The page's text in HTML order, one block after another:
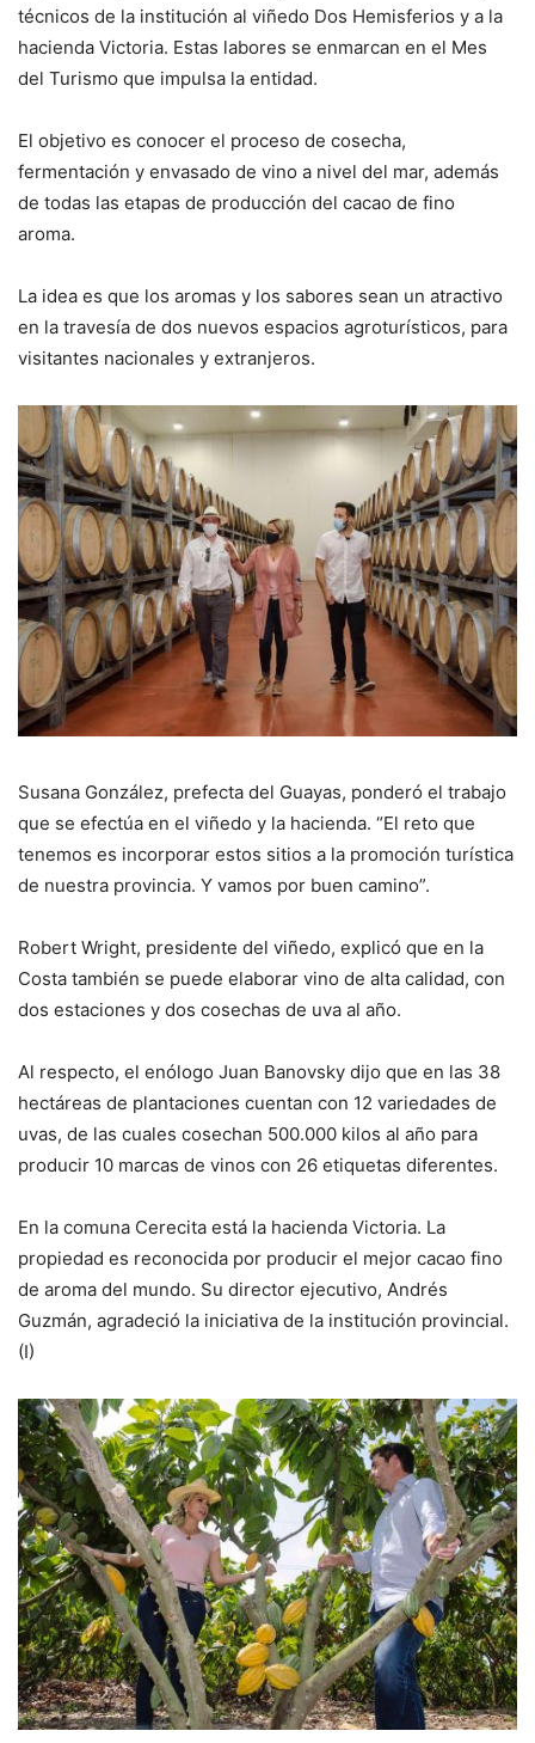
técnicos de la institución al viñedo Dos Hemisferios y a la
hacienda Victoria. Estas labores se enmarcan en el Mes
del Turismo que impulsa la entidad.
El objetivo es conocer el proceso de cosecha,
fermentación y envasado de vino a nivel del mar, además
de todas las etapas de producción del cacao de fino
aroma.
La idea es que los aromas y los sabores sean un atractivo
en la travesía de dos nuevos espacios agroturísticos, para
visitantes nacionales y extranjeros.
Susana González, prefecta del Guayas, ponderó el trabajo
que se efectúa en el viñedo y la hacienda. “El reto que
tenemos es incorporar estos sitios a la promoción turística
de nuestra provincia. Y vamos por buen camino”.
Robert Wright, presidente del viñedo, explicó que en la
Costa también se puede elaborar vino de alta calidad, con
dos estaciones y dos cosechas de uva al año.
Al respecto, el enólogo Juan Banovsky dijo que en las 38
hectáreas de plantaciones cuentan con 12 variedades de
uvas, de las cuales cosechan 500.000 kilos al año para
producir 10 marcas de vinos con 26 etiquetas diferentes.
En la comuna Cerecita está la hacienda Victoria. La
propiedad es reconocida por producir el mejor cacao fino
de aroma del mundo. Su director ejecutivo, Andrés
Guzmán, agradeció la iniciativa de la institución provincial.
(I)